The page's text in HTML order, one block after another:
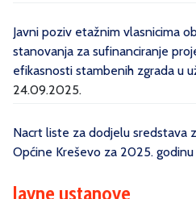
Javni poziv etažnim vlasnicima
stanovanja za sufinanciranje
efikasnosti stambenih zgrada u
24.09.2025.
Nacrt liste za dodjelu sredstava
Općine Kreševo za 2025. godinu
Javne ustanove